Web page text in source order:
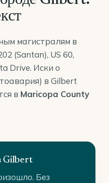
магистралям в
(Santan), US 60,
Drive. Иски о
в Gilbert
в Maricopa County
Gilbert
Без